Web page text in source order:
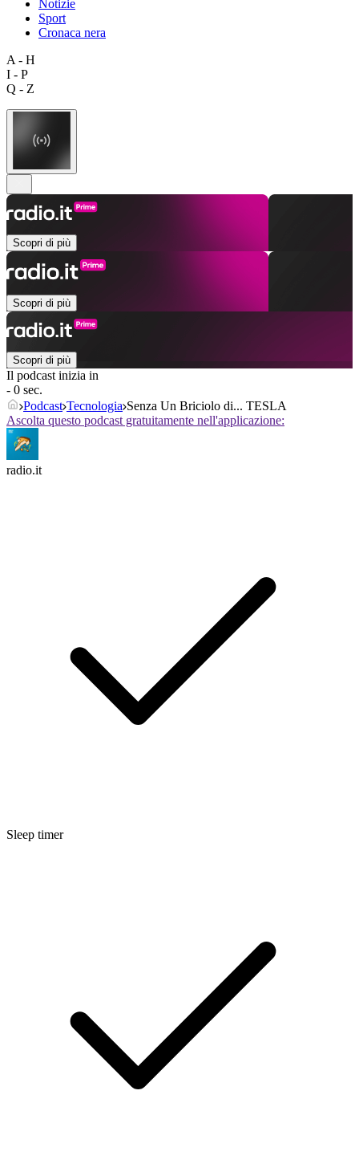
Notizie
Sport
Cronaca nera
A - H
I - P
Q - Z
Scopri di più
Scopri di più
Scopri di più
Il podcast inizia in
- 0 sec.
Podcast Tecnologia Senza Un Briciolo di... TESLA
Ascolta questo podcast gratuitamente nell'applicazione:
radio.it
Sleep timer